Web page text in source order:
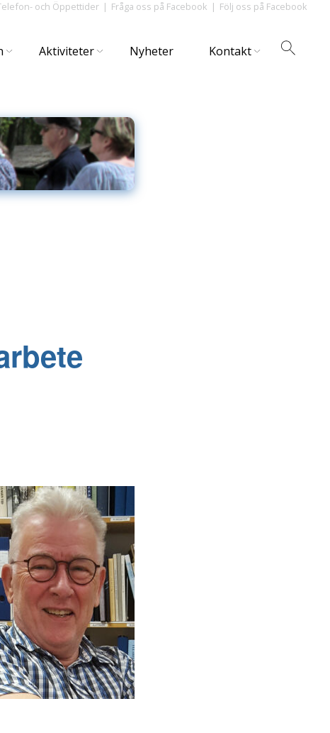
och Öppettider Fråga oss på Facebook Följ oss på Facebook
Aktiviteter Nyheter Kontakt